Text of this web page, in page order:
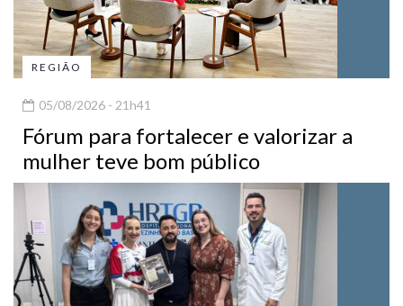
REGIÃO
05/08/2026 - 21h41
Fórum para fortalecer e valorizar a
mulher teve bom público